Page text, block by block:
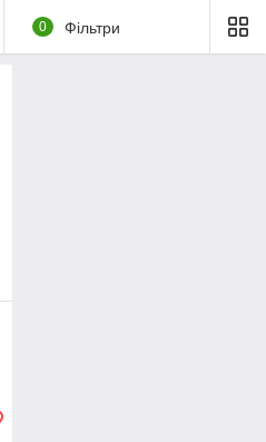
0 Фільтри